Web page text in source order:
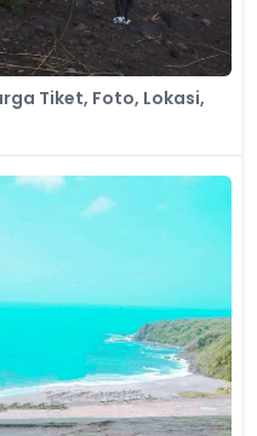
Tiket, Foto, Lokasi,